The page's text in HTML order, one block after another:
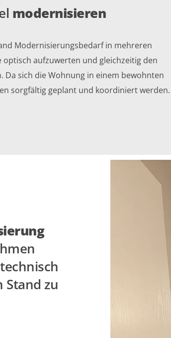
modernisieren
Modernisierungsbedarf in mehreren
optisch aufzuwerten und gleichzeitig den
sich die Wohnung in einem bewohnten
sorgfältig geplant und koordiniert werden.
zu